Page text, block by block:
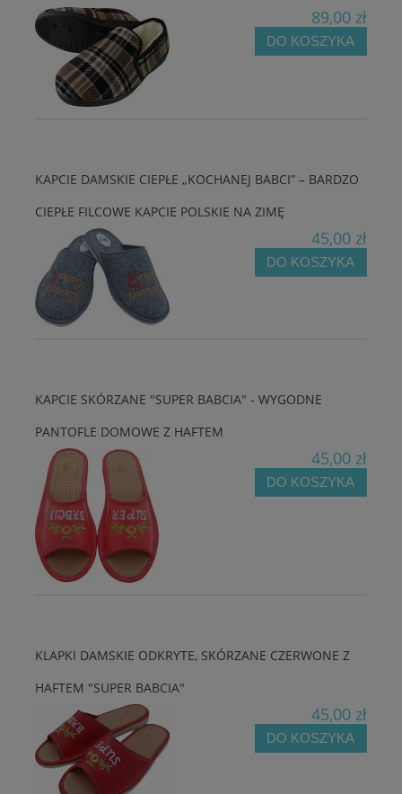
89,00 zł
DO KOSZYKA
KAPCIE DAMSKIE CIEPŁE „KOCHANEJ BABCI” – BARDZO
CIEPŁE FILCOWE KAPCIE POLSKIE NA ZIMĘ
45,00 zł
DO KOSZYKA
KAPCIE SKÓRZANE "SUPER BABCIA" - WYGODNE
PANTOFLE DOMOWE Z HAFTEM
45,00 zł
DO KOSZYKA
KLAPKI DAMSKIE ODKRYTE, SKÓRZANE CZERWONE Z
HAFTEM "SUPER BABCIA"
45,00 zł
DO KOSZYKA